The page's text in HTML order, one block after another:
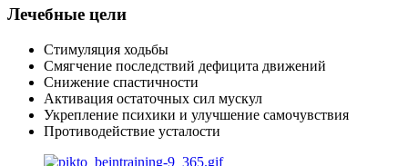
Лечебные цели
Стимуляция ходьбы
Смягчение последствий дефицита движений
Снижение спастичности
Активация остаточных сил мускул
Укрепление психики и улучшение самочувствия
Противодействие усталости